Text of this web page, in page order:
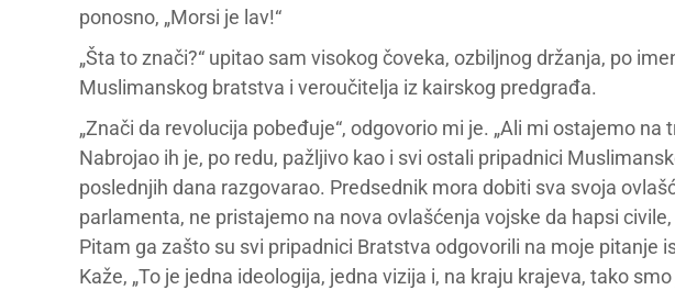
ponosno, „Morsi je lav!“
„Šta to znači?“ upitao sam visokog čoveka, ozbiljnog držanja, po
Muslimanskog bratstva i veroučitelja iz kairskog predgrađa.
„Znači da revolucija pobeđuje“, odgovorio mi je. „Ali mi ostajemo na
Nabrojao ih je, po redu, pažljivo kao i svi ostali pripadnici
poslednjih dana razgovarao. Predsednik mora dobiti sva svoja
parlamenta, ne pristajemo na nova ovlašćenja vojske da hapsi
Pitam ga zašto su svi pripadnici Bratstva odgovorili na moje pitanje
Kaže, „To je jedna ideologija, jedna vizija i, na kraju krajeva, tako